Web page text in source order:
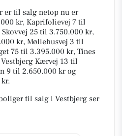
er til salg netop nu er
kr, Kaprifolievej 7 til
25 til 3.750.000 kr,
kr, Møllehusvej 3 til
75 til 3.395.000 kr, Tines
Kærvej 13 til
9 til 2.650.000 kr og
til salg i Vestbjerg ser